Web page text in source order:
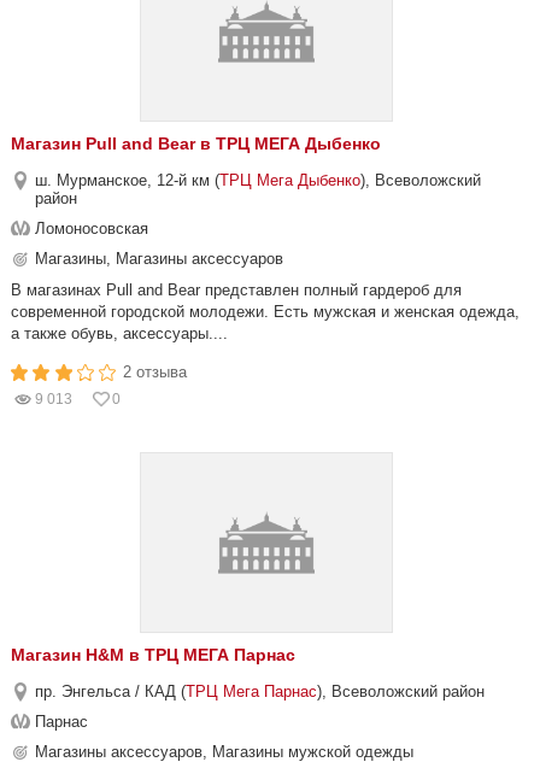
Магазин Pull and Bear в ТРЦ МЕГА Дыбенко
ш. Мурманское, 12-й км (ТРЦ Мега Дыбенко), Всеволожский
район
Ломоносовская
Магазины, Магазины аксессуаров
В магазинах Pull and Bear представлен полный гардероб для
современной городской молодежи. Есть мужская и женская одежда,
а также обувь, аксессуары....
2 отзыва
9 013 0
Магазин H&M в ТРЦ МЕГА Парнас
пр. Энгельса / КАД (ТРЦ Мега Парнас), Всеволожский район
Парнас
Магазины аксессуаров, Магазины мужской одежды